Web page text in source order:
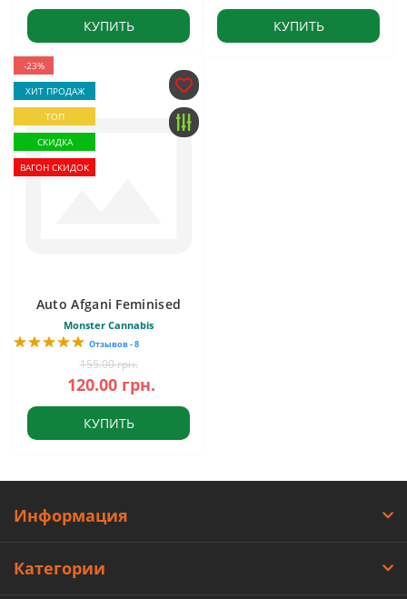
КУПИТЬ КУПИТЬ
-23%
ХИТ ПРОДАЖ
ТОП
СКИДКА
ВАГОН СКИДОК
Auto Afgani Feminised
Monster Cannabis
Отзывов - 8
155.00 грн.
120.00 грн.
КУПИТЬ
Информация
Категории